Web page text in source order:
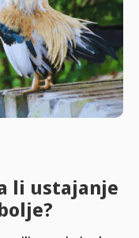
li ustajanje